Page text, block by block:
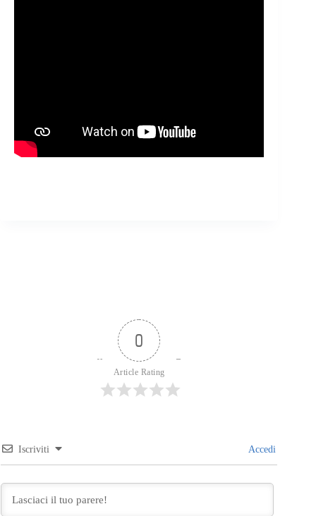
0
Article Rating
Iscriviti Accedi